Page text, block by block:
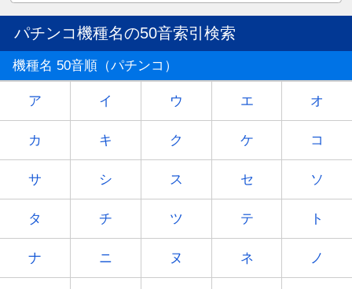
パチンコ機種名の50音索引検索
機種名 50音順（パチンコ）
ア イ ウ エ オ
カ キ ク ケ コ
サ シ ス セ ソ
タ チ ツ テ ト
ナ ニ ヌ ネ ノ